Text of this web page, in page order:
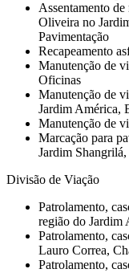
Assentamento
Oliveira no
Pavimentação
Recapeamento
Manutenção de
Oficinas
Manutenção de
Jardim América,
Manutenção de
Marcação para
Jardim
Divisão de Viação
Patrolamento,
região do Jardim
Patrolamento,
Lauro Correa,
Patrolamento,